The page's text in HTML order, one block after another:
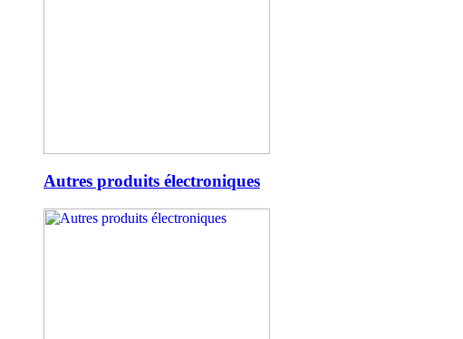
Autres produits électroniques